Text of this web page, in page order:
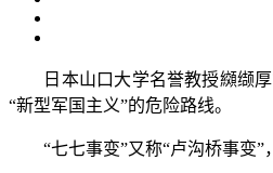
日本山口大学名誉教授‌纐缬厚7
“新型军国主义”的危险路线。
“七七事变”又称“卢沟桥事变”